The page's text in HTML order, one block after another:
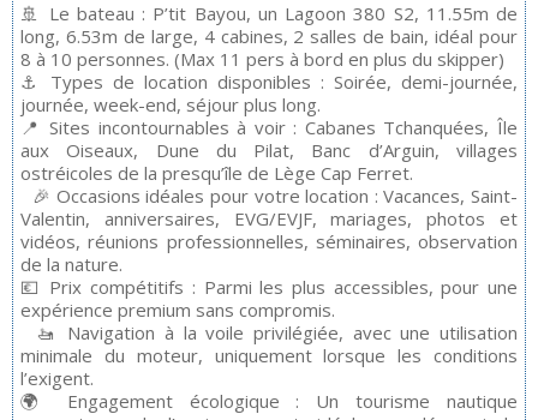
🚢 Le bateau : P’tit Bayou, un Lagoon 380 S2, 11.55m de
long, 6.53m de large, 4 cabines, 2 salles de bain, idéal pour
8 à 10 personnes. (Max 11 pers à bord en plus du skipper)
⚓ Types de location disponibles : Soirée, demi-journée,
journée, week-end, séjour plus long.
📍 Sites incontournables à voir : Cabanes Tchanquées, Île
aux Oiseaux, Dune du Pilat, Banc d’Arguin, villages
ostréicoles de la presqu’île de Lège Cap Ferret.
🎉 Occasions idéales pour votre location : Vacances, Saint-
Valentin, anniversaires, EVG/EVJF, mariages, photos et
vidéos, réunions professionnelles, séminaires, observation
de la nature.
💶 Prix compétitifs : Parmi les plus accessibles, pour une
expérience premium sans compromis.
🚤 Navigation à la voile privilégiée, avec une utilisation
minimale du moteur, uniquement lorsque les conditions
l’exigent.
🌍 Engagement écologique : Un tourisme nautique